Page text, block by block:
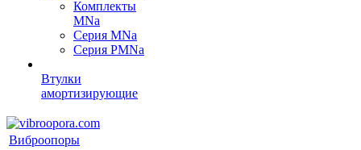
Комплекты
MNa
Серия MNa
Серия PMNa
Втулки
амортизирующие
Виброопоры